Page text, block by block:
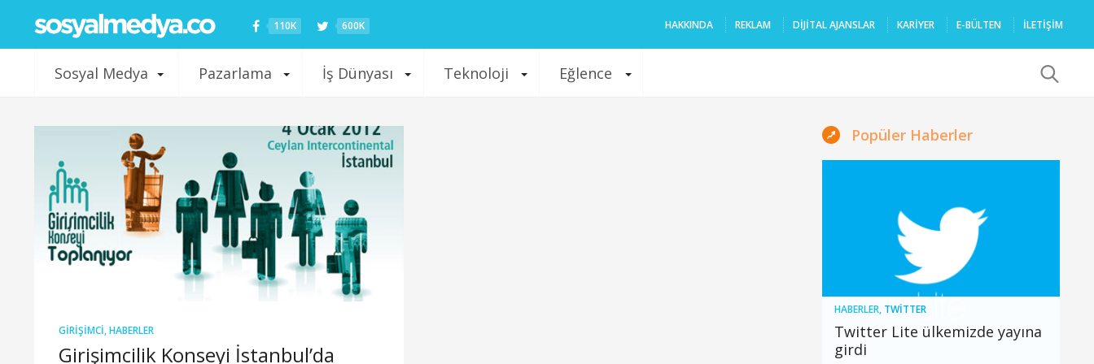
110K 600K HAKKINDA REKLAM DIJITAL AJANSLAR KARIYER E-BÜLTEN İLETİŞİM
Sosyal Medya Pazarlama İş Dünyası Teknoloji Eğlence
GIRIŞIMCI,HABERLER
Girişimcilik Konseyi İstanbul’da
Popüler Haberler
HABERLER, TWITTER
Twitter Lite ülkemizde yayına
girdi